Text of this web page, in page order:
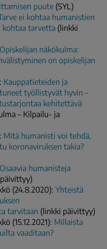
puute (SYL)
ei kohtaa humanistien
kohtaa tarvetta (linkki
Opiskelijan näkökulma:
on opiskelijan
Kauppatieteiden ja
työllistyvät hyvin –
kehitettävä
– Kilpailu- ja
Mitä humanisti voi tehdä,
koronaviruksen takia?
Osaavia humanisteja
(24.8.2020): Yhteistä
tarvitaan (linkki päivittyy)
(15.12.2021): Millaista
vaaditaan?